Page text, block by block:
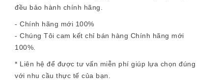
đều bảo hành chính hãng.
- Chính hãng mới 100%
- Chúng Tôi cam kết chỉ bán hàng Chính hãng mới
100%.
* Liên hệ để được tư vấn miễn phí giúp lựa chọn đúng
với nhu cầu thực tế của bạn.